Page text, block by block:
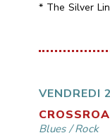
* The Silver
de la région
connus aux
du groove
VENDREDI
Blues/Rock